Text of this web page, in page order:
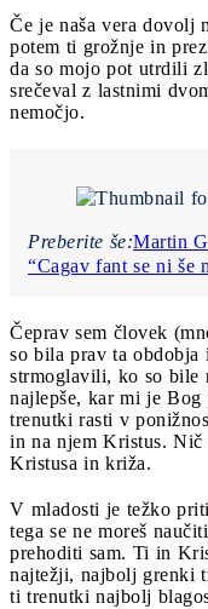
Če je naša vera dovolj
potem ti grožnje in
da so mojo pot utrdili
srečeval z lastnimi
nemočjo.
Preberite še:Martin
“Cagav fant se ni še
Čeprav sem človek
so bila prav ta
strmoglavili, ko so bile
najlepše, kar mi je
trenutki rasti v
in na njem Kristus. Nič
Kristusa in križa.
V mladosti je težko
tega se ne moreš
prehoditi sam. Ti in
najtežji, najbolj grenki
ti trenutki najbolj